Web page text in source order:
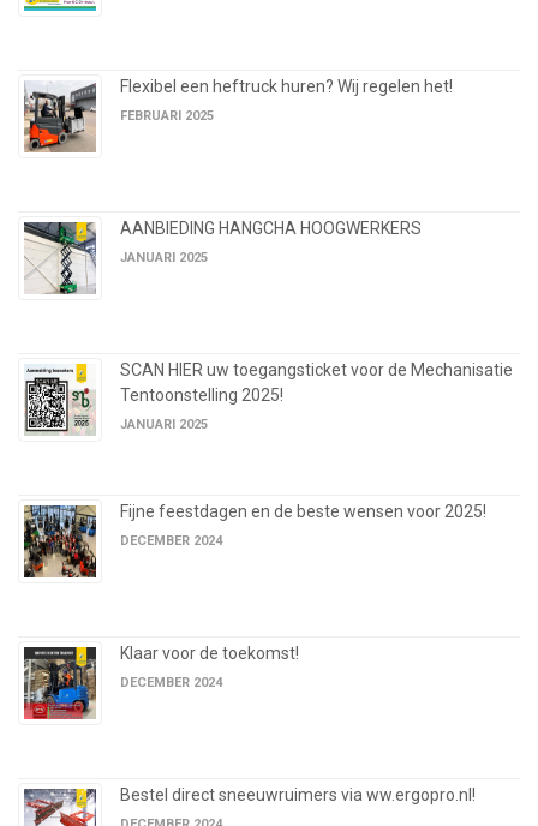
Flexibel een heftruck huren? Wij regelen het!
FEBRUARI 2025
AANBIEDING HANGCHA HOOGWERKERS
JANUARI 2025
SCAN HIER uw toegangsticket voor de Mechanisatie
Tentoonstelling 2025!
JANUARI 2025
Fijne feestdagen en de beste wensen voor 2025!
DECEMBER 2024
Klaar voor de toekomst!
DECEMBER 2024
Bestel direct sneeuwruimers via ww.ergopro.nl!